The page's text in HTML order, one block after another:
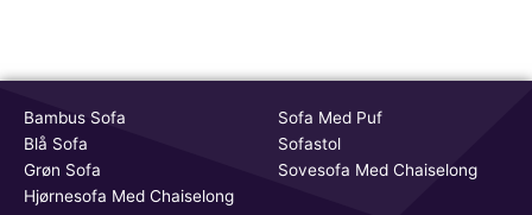
Bambus Sofa
Blå Sofa
Grøn Sofa
Hjørnesofa Med Chaiselong
Sofa Med Puf
Sofastol
Sovesofa Med Chaiselong